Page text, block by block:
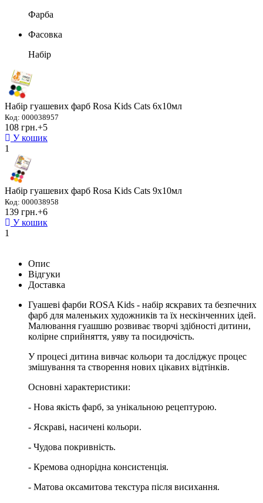
Фарба
Фасовка
Набір
Набір гуашевих фарб Rosa Kids Cats 6х10мл
Код: 000038957
108 грн.+5
У кошик
1
Набір гуашевих фарб Rosa Kids Cats 9х10мл
Код: 000038958
139 грн.+6
У кошик
1
Опис
Відгуки
Доставка
Гуашеві фарби ROSA Kids - набір яскравих та безпечних
фарб для маленьких художників та їх нескінченних ідей.
Малювання гуашшю розвиває творчі здібності дитини,
колірне сприйняття, уяву та посидючість.
У процесі дитина вивчає кольори та досліджує процес
змішування та створення нових цікавих відтінків.
Основні характеристики:
- Нова якість фарб, за унікальною рецептурою.
- Яскраві, насичені кольори.
- Чудова покривність.
- Кремова однорідна консистенція.
- Матова оксамитова текстура після висихання.